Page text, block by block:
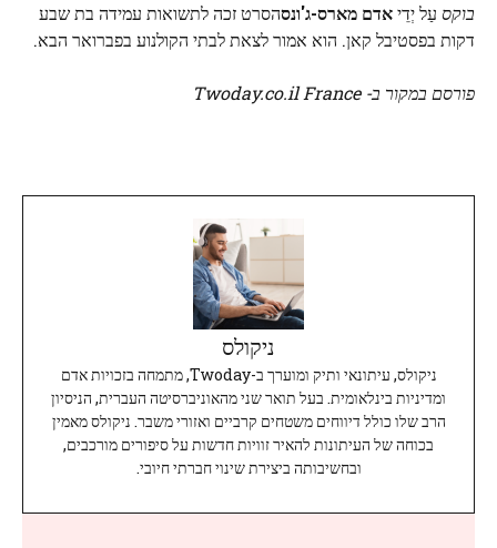
בוקס עַל יְדֵיאדם מארס-ג'ונסהסרט זכה לתשואות עמידה בת שבע
דקות בפסטיבל קאן. הוא אמור לצאת לבתי הקולנוע בפברואר הבא.
פורסם במקור ב- Twoday.co.il France
ניקולס
ניקולס, עיתונאי ותיק ומוערך ב-Twoday, מתמחה בזכויות אדם
ומדיניות בינלאומית. בעל תואר שני מהאוניברסיטה העברית, הניסיון
הרב שלו כולל דיווחים משטחים קרביים ואזורי משבר. ניקולס מאמין
בכוחה של העיתונות להאיר זוויות חדשות על סיפורים מורכבים,
ובחשיבותה ביצירת שינוי חברתי חיובי.